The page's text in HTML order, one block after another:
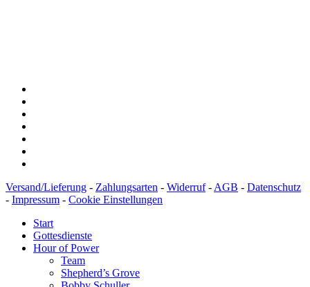
Versand/Lieferung - Zahlungsarten - Widerruf- AGB - Datenschutz
- Impressum - Cookie Einstellungen
Start
Gottesdienste
Hour of Power
Team
Shepherd’s Grove